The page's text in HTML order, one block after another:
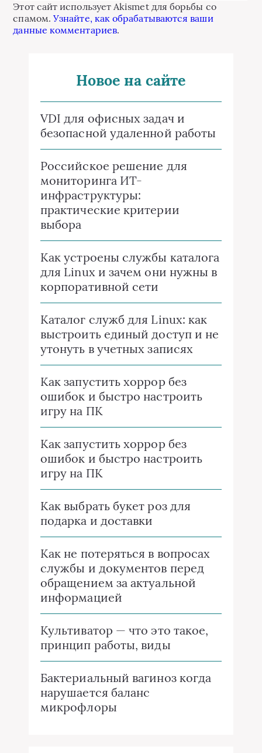
Этот сайт использует Akismet для борьбы со
спамом.Узнайте, как обрабатываются ваши
данные комментариев.
Новое на сайте
VDI для офисных задач и
безопасной удаленной работы
Российское решение для
мониторинга ИТ-
инфраструктуры:
практические критерии
выбора
Как устроены службы каталога
для Linux и зачем они нужны в
корпоративной сети
Каталог служб для Linux: как
выстроить единый доступ и не
утонуть в учетных записях
Как запустить хоррор без
ошибок и быстро настроить
игру на ПК
Как запустить хоррор без
ошибок и быстро настроить
игру на ПК
Как выбрать букет роз для
подарка и доставки
Как не потеряться в вопросах
службы и документов перед
обращением за актуальной
информацией
Культиватор — что это такое,
принцип работы, виды
Бактериальный вагиноз когда
нарушается баланс
микрофлоры